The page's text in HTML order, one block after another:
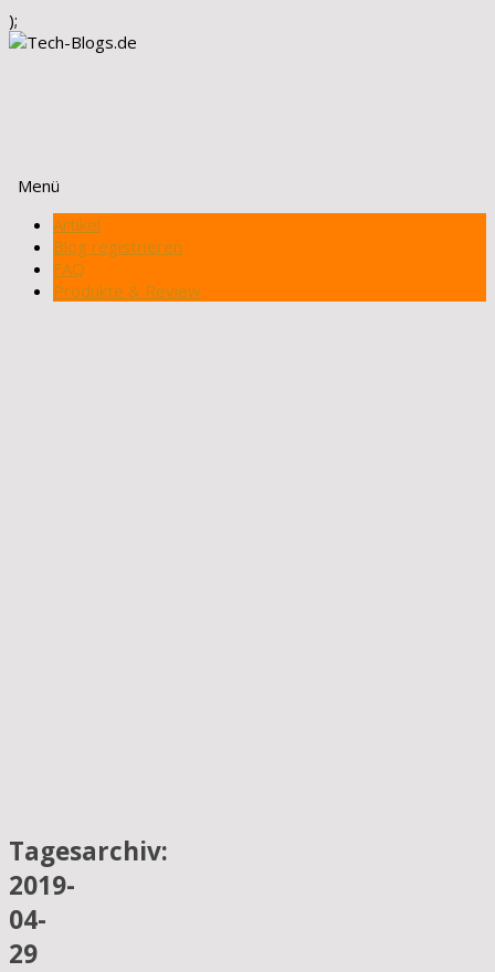
);
Menü
Zum
Inhalt
springen
Artikel
Blog registrieren
FAQ
Produkte & Review
Tagesarchiv:
2019-
04-
29